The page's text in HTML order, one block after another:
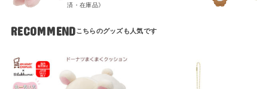
済・在庫品》
RECOMMEND